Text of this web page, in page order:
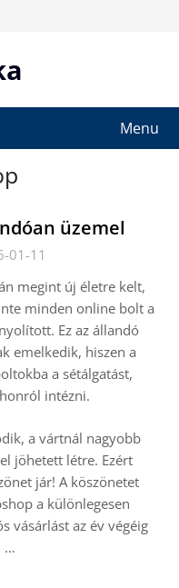
Menu
üzemel
01-11
megint új életre kelt,
minden online bolt a
Ez az állandó
emelkedik, hiszen a
a sétálgatást,
intézni.
a vártnál nagyobb
jöhetett létre. Ezért
jár! A köszönetet
a különlegesen
vásárlást az év végéig
…